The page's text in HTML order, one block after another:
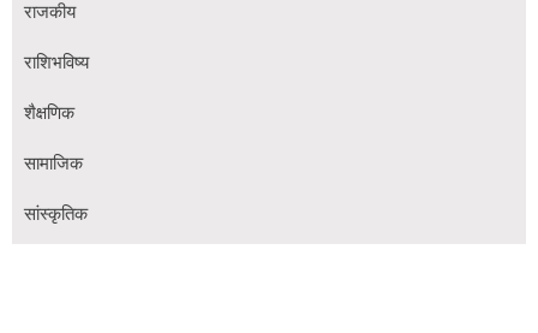
राजकीय
राशिभविष्य
शैक्षणिक
सामाजिक
सांस्कृतिक